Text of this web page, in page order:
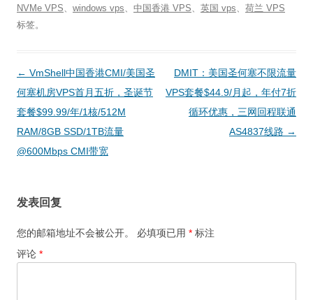
NVMe VPS windows vps 中国香港 VPS 英国 vps
荷兰 VPS
标签。
文
章
导
航
← VmShell中国香港CMI/美国圣
何塞机房VPS首月五折，圣诞节
套餐$99.99/年/1核/512M
RAM/8GB SSD/1TB流量
@600Mbps CMI带宽
DMIT：美国圣何塞不限流量
VPS套餐$44.9/月起，年付7折
循环优惠，三网回程联通
AS4837线路 →
发表回复
您的邮箱地址不会被公开。 必填项已用 * 标注
评论 *